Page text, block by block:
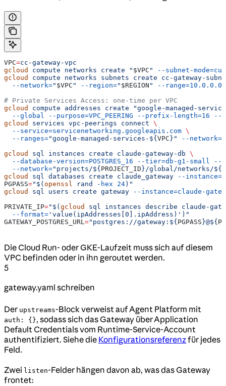
VPC=cc-gateway-vpc
gcloud
compute networks create " $VPC "
--subnet-
gcloud
compute networks subnets create cc-gateway-
  --network=
" $VPC " --region=" $REGION "
--range=10.0.0.0/
# Private Services Access: one-time per VPC
gcloud
compute addresses create "google-managed-
  --global
--purpose=VPC_PEERING --prefix-length=16 --
gcloud
services vpc-peerings connect \
  --service=servicenetworking.googleapis.com
\
  --ranges=
"google-managed-services-${ VPC }" --network=
gcloud
sql instances create claude-gateway-db \
  --database-version=POSTGRES_16
--tier=db-g1-small --
  --network=
"projects/${ PROJECT_ID }/global/networks/${
gcloud
sql databases create claude_gateway --
PGPASS="$( openssl rand -hex 24)"
gcloud
sql users create gateway --instance=claude-
PRIVATE_IP="$( gcloud
sql instances describe claude-
  --format=
'value(ipAddresses[0].ipAddress)')"
GATEWAY_POSTGRES_URL="postgres://gateway:${ PGPASS }@${
Die Cloud Run- oder GKE-Laufzeit muss sich auf diesem
VPC befinden oder in ihn geroutet werden.
5
gateway.yaml schreiben
Der upstreams-Block verweist auf Agent Platform mit
auth: {}, sodass sich das Gateway über Application
Default Credentials vom Runtime-Service-Account
authentifiziert. Siehe die Konfigurationsreferenzfür jedes
Feld.
Zwei listen-Felder hängen davon ab, was das Gateway
frontet: